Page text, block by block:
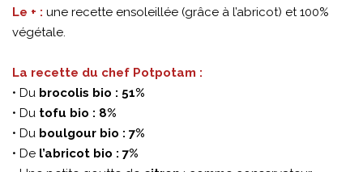
Le + : une recette ensoleillée (grâce à l’abricot) et 100%
végétale.
La recette du chef Potpotam :
• Du brocolis bio : 51%
• Du tofu bio : 8%
• Du boulgour bio : 7%
• De l’abricot bio : 7%